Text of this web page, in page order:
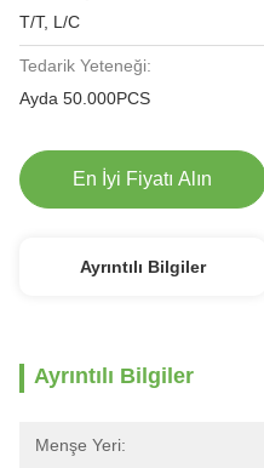
T/T, L/C
Tedarik Yeteneği:
Ayda 50.000PCS
En İyi Fiyatı Alın
Ayrıntılı Bilgiler
Ayrıntılı Bilgiler
Menşe Yeri: